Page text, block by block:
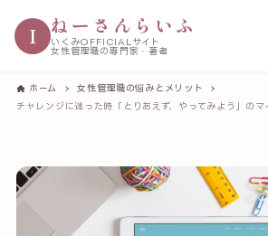
I ねーさんらいふ
いくみOFFICIALサイト
女性管理職の専門家・著者
ホーム
女性管理職の悩みとメリット
チャレンジに迷った時「とりあえず、やってみよう」のマ